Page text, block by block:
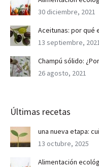
30 diciembre, 2021
Aceitunas: por qué
13 septiembre,
Champú sólido:
26 agosto, 2021
Últimas recetas
una nueva etapa:
13 octubre, 2025
Alimentación